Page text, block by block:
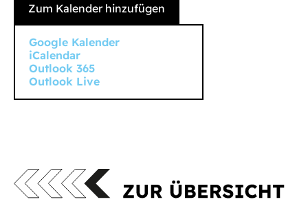
Zum Kalender hinzufügen
Google Kalender
iCalendar
Outlook 365
Outlook Live